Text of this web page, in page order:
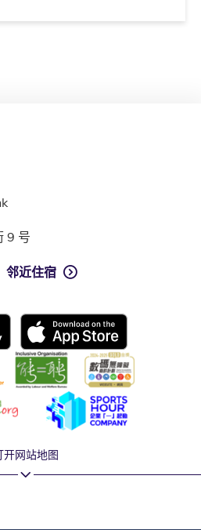
9 号
邻近住宿
开网站地图